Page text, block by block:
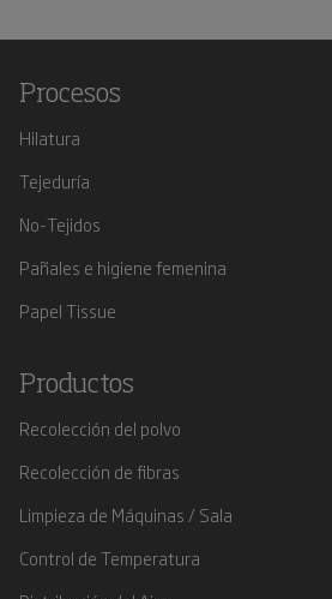
Procesos
Hilatura
Tejeduría
No-Tejidos
Pañales e higiene femenina
Papel Tissue
Productos
Recolección del polvo
Recolección de fibras
Limpieza de Máquinas / Sala
Control de Temperatura